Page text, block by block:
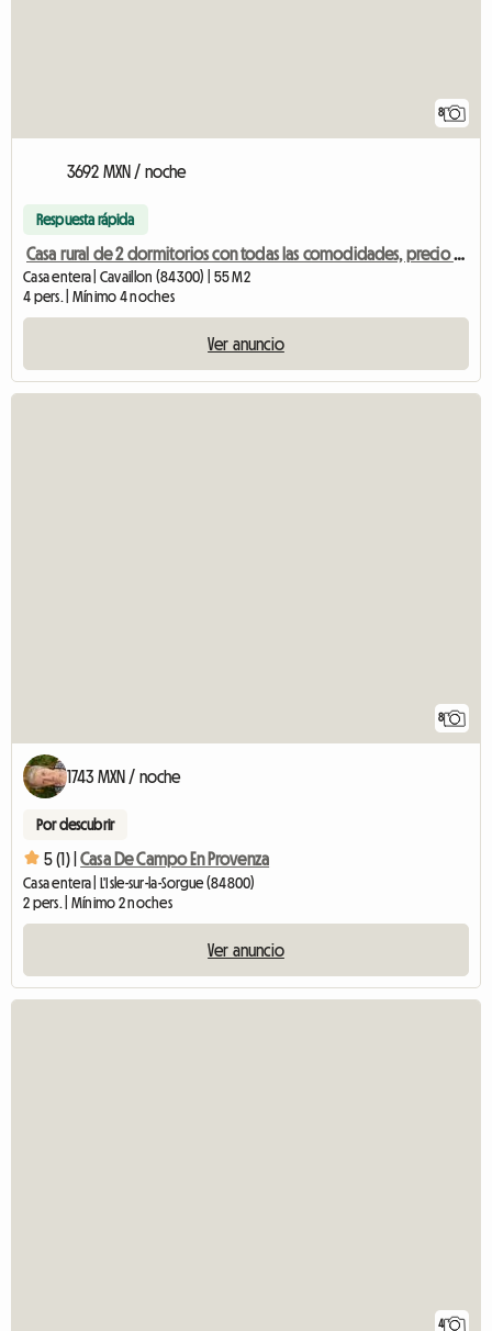
8
3692 MXN / noche
Respuesta rápida
Casa rural de 2 dormitorios con todas las comodidades, precio por semana.
Casa entera | Cavaillon (84300) | 55 M2
4 pers. | Mínimo 4 noches
Ver anuncio
8
1743 MXN / noche
Por descubrir
5 (1) | Casa De Campo En Provenza
Casa entera | L'Isle-sur-la-Sorgue (84800)
2 pers. | Mínimo 2 noches
Ver anuncio
4